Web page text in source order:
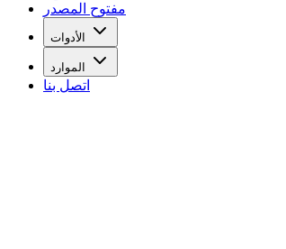
مفتوح المصدر
الأدوات
الموارد
اتصل بنا